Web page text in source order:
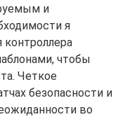
и
я
чтобы
Четкое
безопасности и
во